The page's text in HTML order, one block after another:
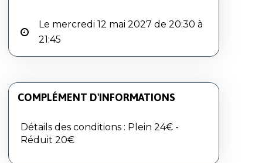
Le mercredi 12 mai 2027 de 20:30 à
21:45
COMPLÉMENT D'INFORMATIONS
Détails des conditions : Plein 24€ -
Réduit 20€